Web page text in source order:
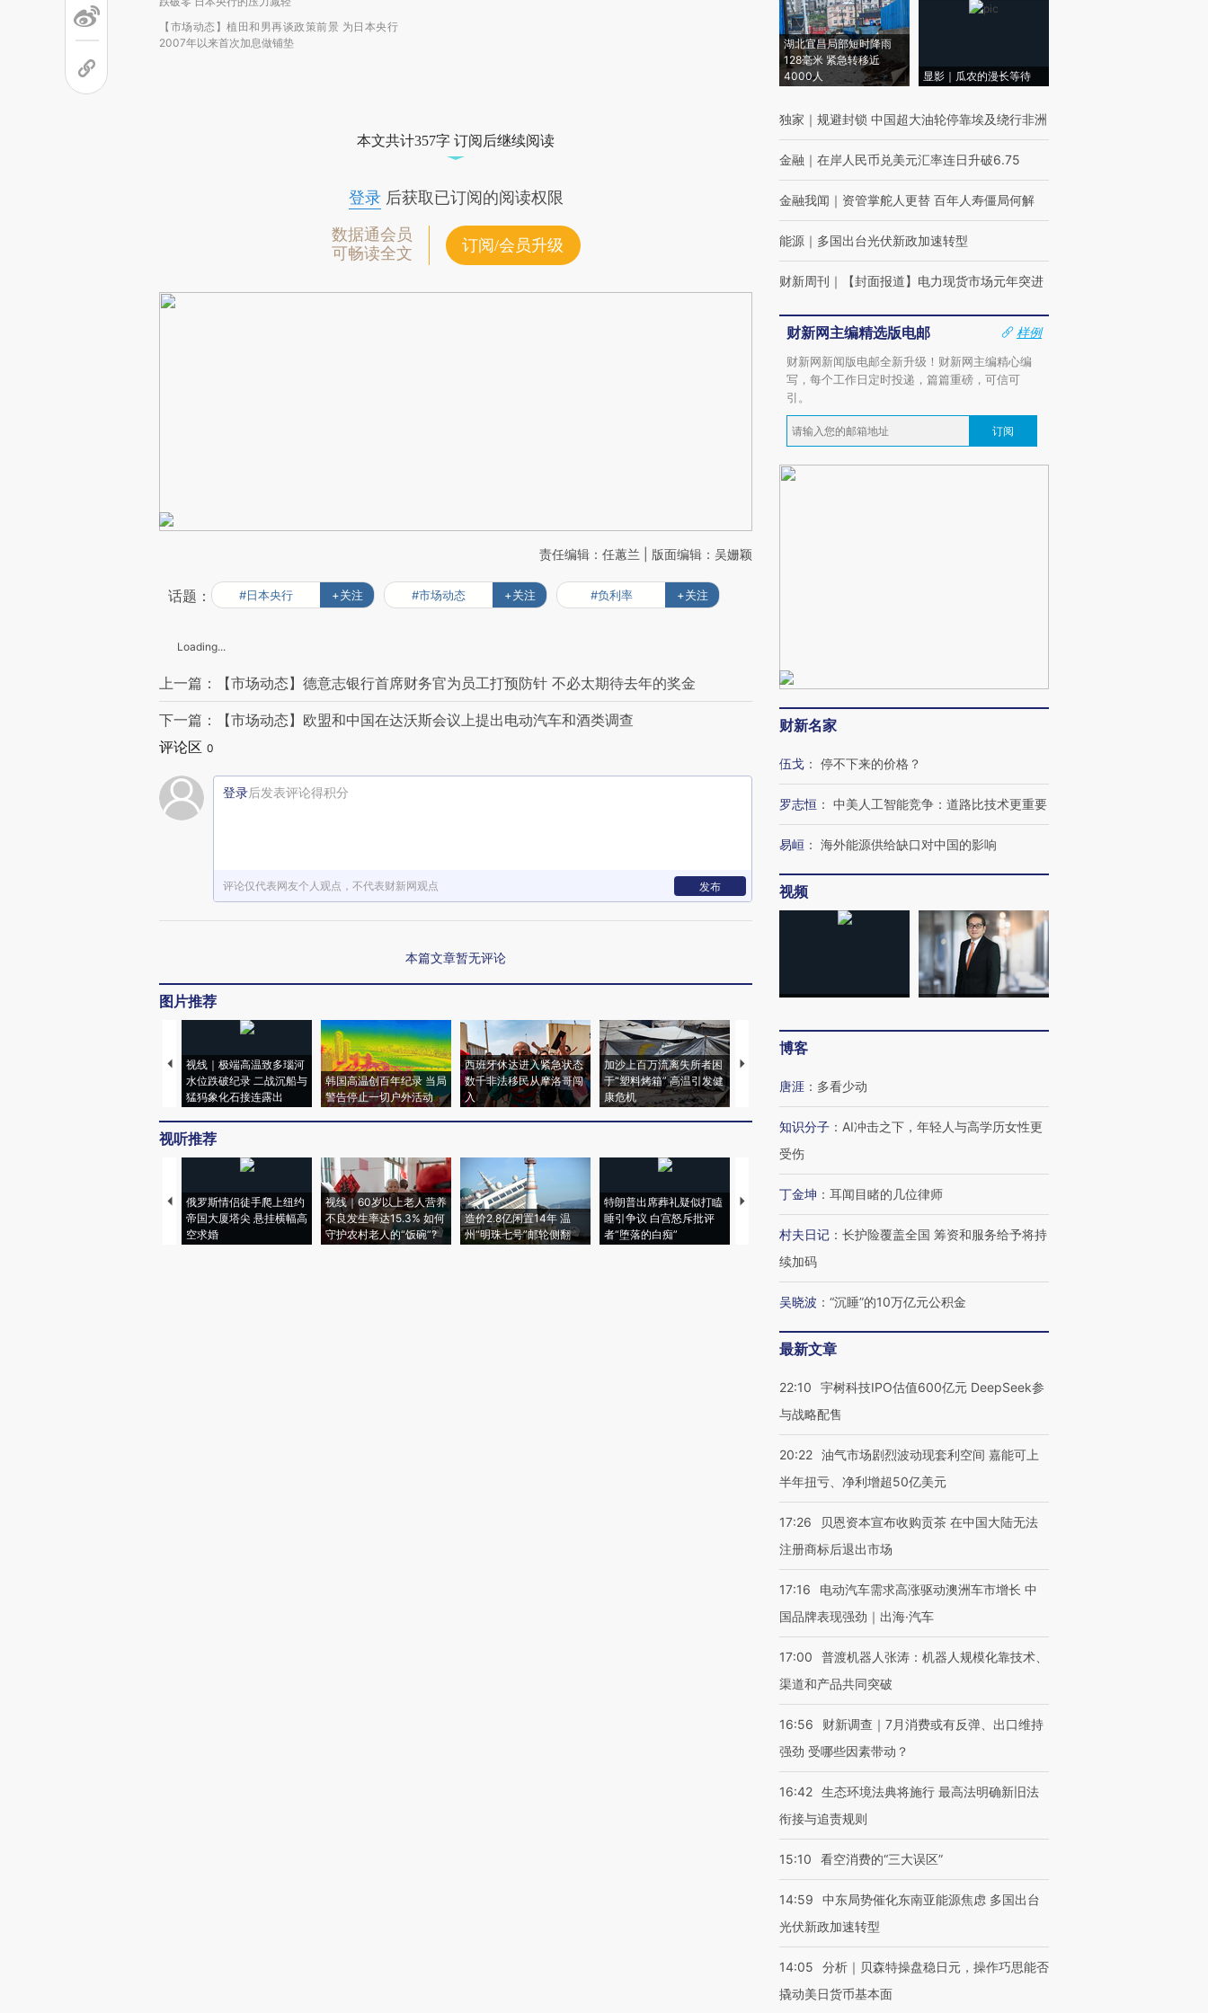
【市场动态】植田和男再谈政策前景 为日本央行
2007年以来首次加息做铺垫
本文共计357字 订阅后继续阅读
登录后获取已订阅的阅读权限
数据通会员
可畅读全文
订阅/会员升级
责任编辑：任蕙兰 | 版面编辑：吴姗颖
话题： #日本央行 +关注 #市场动态 +关注 #负利率 +关注
Loading...
上一篇：【市场动态】德意志银行首席财务官为员工打预防针 不必太期待去年的奖金
下一篇：【市场动态】欧盟和中国在达沃斯会议上提出电动汽车和酒类调查
评论区 0
登录后发表评论得积分
评论仅代表网友个人观点，不代表财新网观点 发布
本篇文章暂无评论
图片推荐
视线｜极端高温致多瑙河
水位跌破纪录 二战沉船与
猛犸象化石接连露出
韩国高温创百年纪录 当局
警告停止一切户外活动
西班牙休达进入紧急状态
数千非法移民从摩洛哥闯
入
加沙上百万流离失所者困
于“塑料烤箱” 高温引发健
康危机
视线｜HYROX的吸金
术：是什么让中产们甘
心“花钱找虐”？
视听推荐
俄罗斯情侣徒手爬上纽约
帝国大厦塔尖 悬挂横幅高
空求婚
视线｜60岁以上老人营养
不良发生率达15.3% 如何
守护农村老人的“饭碗”?
造价2.8亿闲置14年 温
州“明珠七号”邮轮侧翻
特朗普出席葬礼疑似打瞌
睡引争议 白宫怒斥批评
者“堕落的白痴”
视线｜全球最热百城独占
97个 印度如何熬过48°C
38岁梅西上演帽子戏法
阿根廷3-0阿尔及利亚
围棋失利的邓煜 两位菲尔
兹奖得主的“非天才”拼图
湖北宜昌局部短时降雨
128毫米 紧急转移近
4000人
显影｜瓜农的漫长等待
独家 ｜ 规避封锁 中国超大油轮停靠埃及绕行非洲
金融 ｜ 在岸人民币兑美元汇率连日升破6.75
金融我闻 ｜ 资管掌舵人更替 百年人寿僵局何解
能源 ｜ 多国出台光伏新政加速转型
财新周刊 ｜ 【封面报道】电力现货市场元年突进
财新网主编精选版电邮
样例
财新网新闻版电邮全新升级！财新网主编精心编
写，每个工作日定时投递，篇篇重磅，可信可
引。
订阅
财新名家
伍戈 ： 停不下来的价格？
罗志恒 ： 中美人工智能竞争：道路比技术更重要
易峘 ： 海外能源供给缺口对中国的影响
视频
博客
唐涯 ： 多看少动
知识分子 ： AI冲击之下，年轻人与高学历女性更
受伤
丁金坤 ： 耳闻目睹的几位律师
村夫日记 ： 长护险覆盖全国 筹资和服务给予将持
续加码
吴晓波 ： “沉睡”的10万亿元公积金
最新文章
22:10
宇树科技IPO估值600亿元 DeepSeek参
与战略配售
20:22 油气市场剧烈波动现套利空间 嘉能可上
半年扭亏、净利增超50亿美元
17:26
贝恩资本宣布收购贡茶 在中国大陆无法
注册商标后退出市场
17:16
电动汽车需求高涨驱动澳洲车市增长 中
国品牌表现强劲｜出海·汽车
17:00
普渡机器人张涛：机器人规模化靠技术、
渠道和产品共同突破
16:56
财新调查｜7月消费或有反弹、出口维持
强劲 受哪些因素带动？
16:42 生态环境法典将施行 最高法明确新旧法
衔接与追责规则
15:10 看空消费的“三大误区”
14:59
中东局势催化东南亚能源焦虑 多国出台
光伏新政加速转型
14:05
分析｜贝森特操盘稳日元，操作巧思能否
撬动美日货币基本面